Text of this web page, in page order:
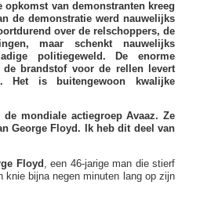
opkomst van demonstranten kreeg
de demonstratie werd nauwelijks
over de relschoppers, de
maar schenkt nauwelijks
politiegeweld. De enorme
brandstof voor de rellen levert
is buitengewoon kwalijke
mondiale actiegroep Avaaz. Ze
George Floyd. Ik heb dit deel van
Floyd , een 46-jarige man die stierf
knie bijna negen minuten lang op zijn